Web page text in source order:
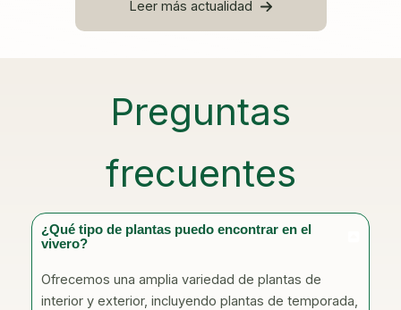
Leer más actualidad
Preguntas
frecuentes
¿Qué tipo de plantas puedo encontrar en el
vivero?
Ofrecemos una amplia variedad de plantas de
interior y exterior, incluyendo plantas de temporada,